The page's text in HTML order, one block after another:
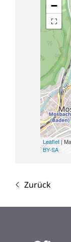
−
Leaflet|
BY-SA
Zurück